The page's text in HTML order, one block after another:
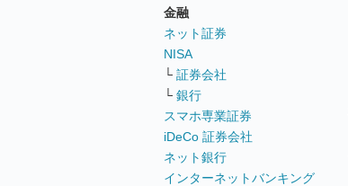
金融
ネット証券
NISA
└ 証券会社
└ 銀行
スマホ専業証券
iDeCo 証券会社
ネット銀行
インターネットバンキング